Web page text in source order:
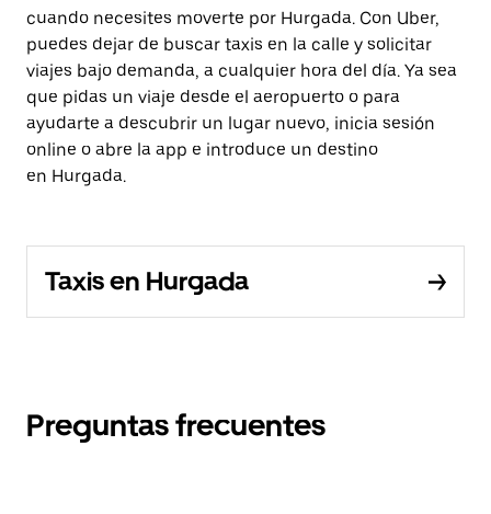
cuando necesites moverte por Hurgada. Con Uber,
puedes dejar de buscar taxis en la calle y solicitar
viajes bajo demanda, a cualquier hora del día. Ya sea
que pidas un viaje desde el aeropuerto o para
ayudarte a descubrir un lugar nuevo, inicia sesión
online o abre la app e introduce un destino
en Hurgada.
Taxis en Hurgada
Preguntas frecuentes